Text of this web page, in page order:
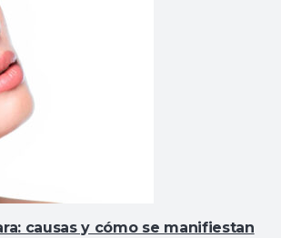
causas y cómo se manifiestan